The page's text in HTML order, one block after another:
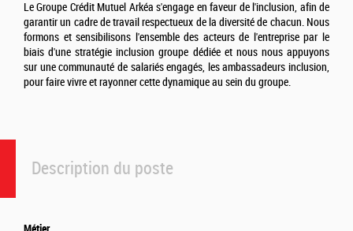
Description du poste
Le Groupe Crédit Mutuel Arkéa s'engage en faveur de l'inclusion, afin de
garantir un cadre de travail respectueux de la diversité de chacun. Nous
formons et sensibilisons l'ensemble des acteurs de l'entreprise par le
biais d'une stratégie inclusion groupe dédiée et nous nous appuyons
sur une communauté de salariés engagés, les ambassadeurs inclusion,
pour faire vivre et rayonner cette dynamique au sein du groupe.